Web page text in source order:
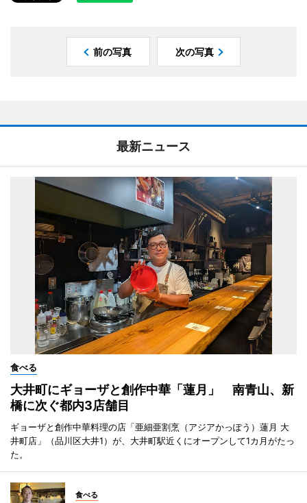
前の写真 次の写真
最新ニュース
食べる
大井町にギョーザと創作中華「蓮月」 南青山、新
橋に次ぐ都内3店舗目
ギョーザと創作中華料理の店「亜細亜割烹（アジアかっぽう）蓮月 大
井町店」（品川区大井1）が、大井町駅近くにオープンして1カ月がたっ
た。
食べる